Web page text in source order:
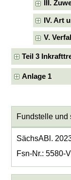
III.
IV. Art
V.
Teil 3
Anlage 1
Fundstelle und
SächsABl.
Fsn-Nr.: 5580-